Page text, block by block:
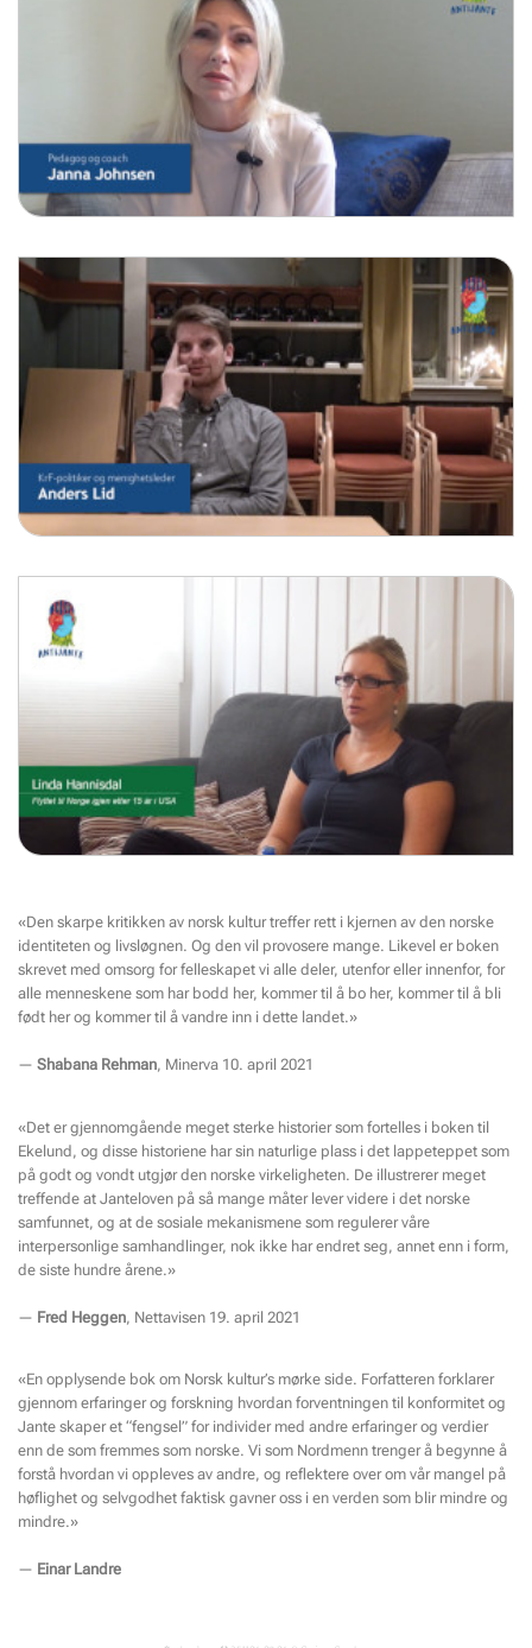
«Den skarpe kritikken av norsk kultur treffer rett i kjernen av den norske
identiteten og livsløgnen. Og den vil provosere mange. Likevel er boken
skrevet med omsorg for felleskapet vi alle deler, utenfor eller innenfor, for
alle menneskene som har bodd her, kommer til å bo her, kommer til å bli
født her og kommer til å vandre inn i dette landet.»​
— Shabana Rehman, Minerva 10. april 2021
«Det er gjennomgående meget sterke historier som fortelles i boken til
Ekelund, og disse historiene har sin naturlige plass i det lappeteppet som
på godt og vondt utgjør den norske virkeligheten. De illustrerer meget
treffende at Janteloven på så mange måter lever videre i det norske
samfunnet, og at de sosiale mekanismene som regulerer våre
interpersonlige samhandlinger, nok ikke har endret seg, annet enn i form,
de siste hundre årene.»​
— Fred Heggen, Nettavisen 19. april 2021
«En opplysende bok om Norsk kultur’s mørke side. Forfatteren forklarer
gjennom erfaringer og forskning hvordan forventningen til konformitet og
Jante skaper et “fengsel” for individer med andre erfaringer og verdier
enn de som fremmes som norske. Vi som Nordmenn trenger å begynne å
forstå hvordan vi oppleves av andre, og reflektere over om vår mangel på
høflighet og selvgodhet faktisk gavner oss i en verden som blir mindre og
mindre.»​
— Einar Landre